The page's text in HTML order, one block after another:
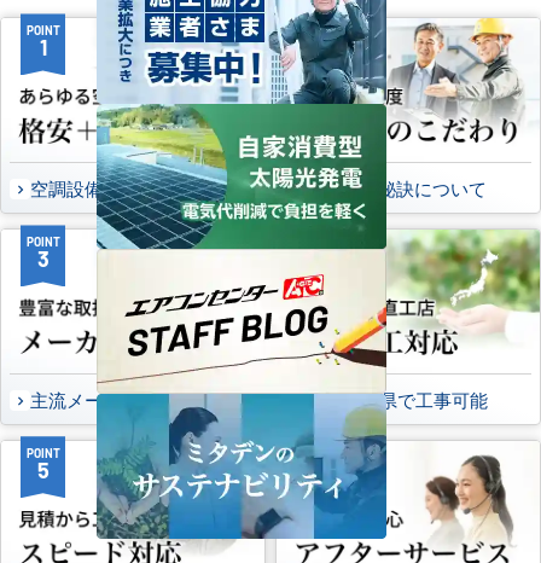
POINT
1
空調設備のご提案について
POINT
2
選ばれる秘訣について
POINT
3
主流メーカーを全取扱可能
4
47都道府県で工事可能
POINT
5
POINT
6